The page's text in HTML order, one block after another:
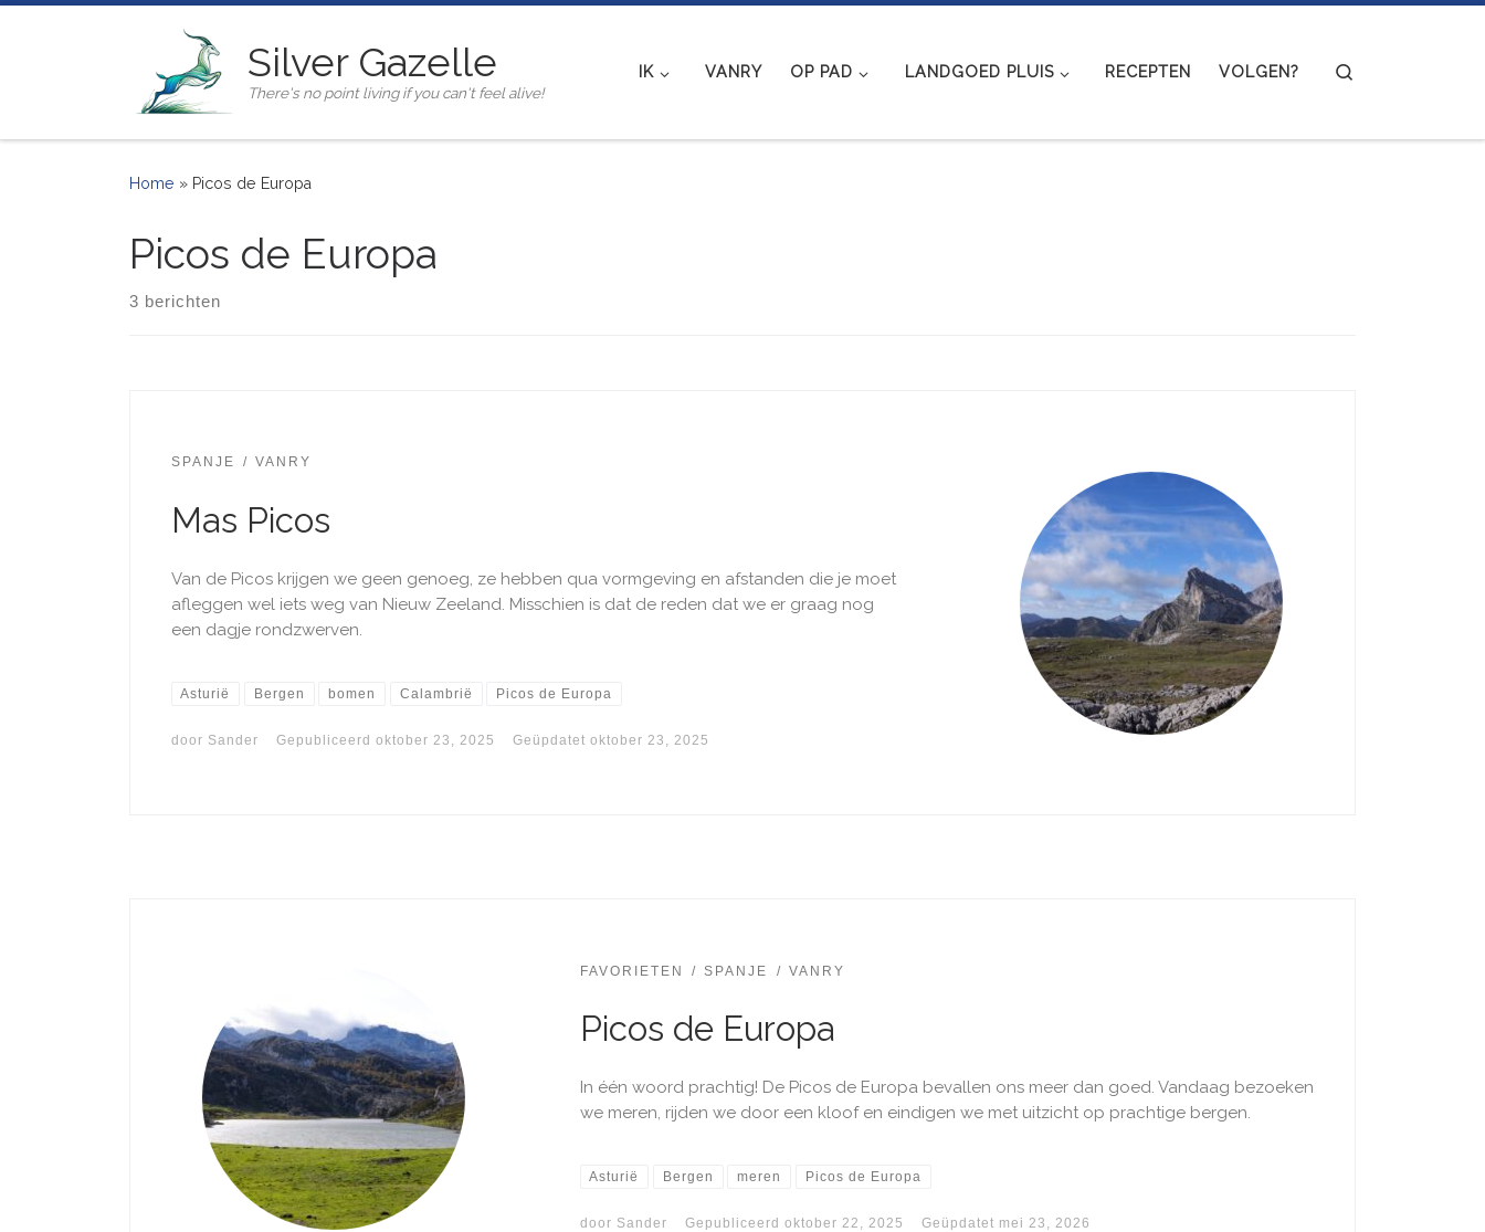
Silver Gazelle
There's no point living if you can't feel alive!
IK VANRY OP PAD LANDGOED PLUIS RECEPTEN VOLGEN?
Home » Picos de Europa
Picos de Europa
3 berichten
SPANJE VANRY
Mas Picos
Van de Picos krijgen we geen genoeg, ze hebben qua vormgeving en afstanden die je moet
afleggen wel iets weg van Nieuw Zeeland. Misschien is dat de reden dat we er graag nog
een dagje rondzwerven.
Asturië Bergen bomen Calambrië Picos de Europa
door Sander Gepubliceerd oktober 23, 2025 Geüpdatet oktober 23, 2025
FAVORIETEN SPANJE VANRY
Picos de Europa
In één woord prachtig! De Picos de Europa bevallen ons meer dan goed. Vandaag bezoeken
we meren, rijden we door een kloof en eindigen we met uitzicht op prachtige bergen. ​
Asturië Bergen meren Picos de Europa
door Sander Gepubliceerd oktober 22, 2025 Geüpdatet mei 23, 2026